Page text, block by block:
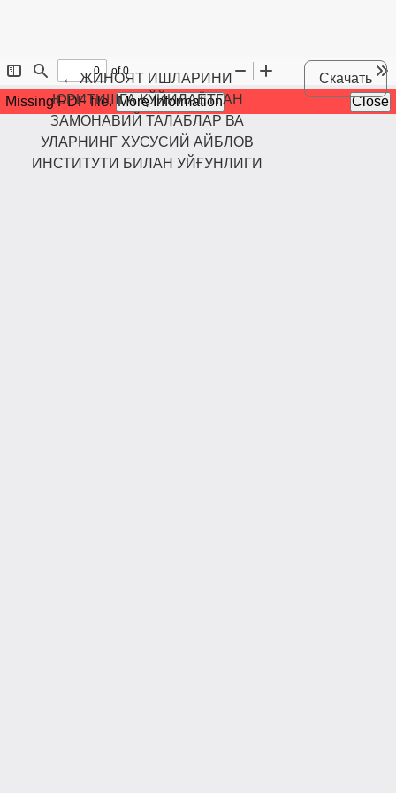
←Maqola tafsilotlariga qaytish
ЖИНОЯТ ИШЛАРИНИ
ЮРИТИШГА ҚЎЙИЛАЁТГАН
ЗАМОНАВИЙ ТАЛАБЛАР ВА
УЛАРНИНГ ХУСУСИЙ АЙБЛОВ
ИНСТИТУТИ БИЛАН УЙҒУНЛИГИ
Скачать